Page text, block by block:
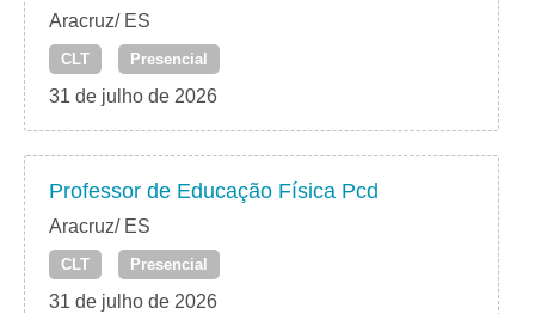
Aracruz/ ES
CLT Presencial
31 de julho de 2026
Professor de Educação Física Pcd
Aracruz/ ES
CLT Presencial
31 de julho de 2026